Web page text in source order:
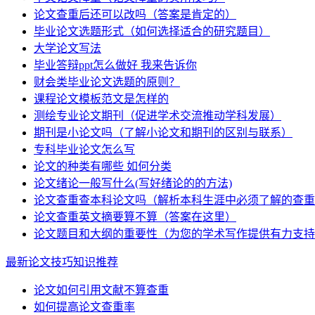
论文查重后还可以改吗（答案是肯定的）
毕业论文选题形式（如何选择适合的研究题目）
大学论文写法
毕业答辩ppt怎么做好 我来告诉你
财会类毕业论文选题的原则？
课程论文模板范文是怎样的
测绘专业论文期刊（促进学术交流推动学科发展）
期刊是小论文吗（了解小论文和期刊的区别与联系）
专科毕业论文怎么写
论文的种类有哪些 如何分类
论文绪论一般写什么(写好绪论的的方法)
论文查重查本科论文吗（解析本科生涯中必须了解的查重
论文查重英文摘要算不算（答案在这里）
论文题目和大纲的重要性（为您的学术写作提供有力支持
最新论文技巧知识推荐
论文如何引用文献不算查重
如何提高论文查重率